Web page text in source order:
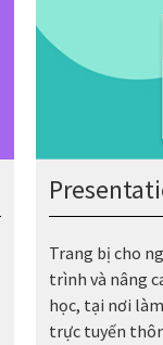
Trang bị cho
trình và nâng
học, tại nơi
trực tuyến